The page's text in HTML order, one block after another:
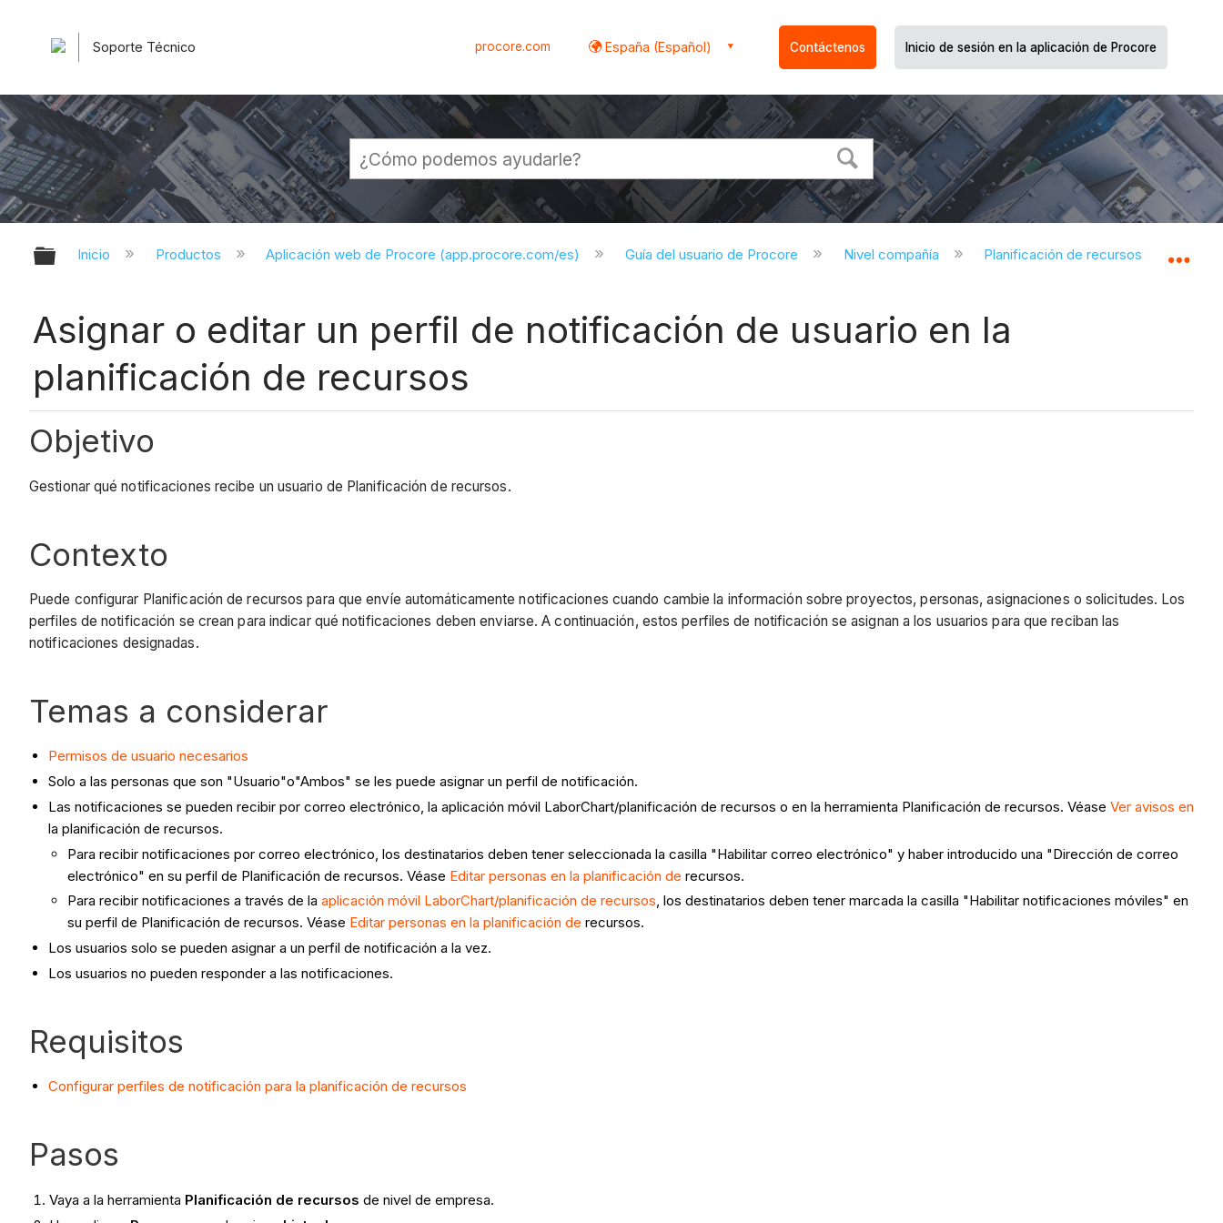
Soporte Técnico procore.com España (Español) Contáctenos Inicio de sesión en la aplicación de Procore
Expandir/contraer jerarquía global
Inicio Productos Aplicación web de Procore (app.procore.com/es) Guía del usuario de Procore Nivel compañía Planificación de recursos
Asignar o editar un perfil de notificación de usuario en la
planificación de recursos
Objetivo
Gestionar qué notificaciones recibe un usuario de Planificación de recursos.
Contexto
Puede configurar Planificación de recursos para que envíe automáticamente notificaciones cuando cambie la información sobre proyectos, personas, asignaciones o solicitudes. Los
perfiles de notificación se crean para indicar qué notificaciones deben enviarse. A continuación, estos perfiles de notificación se asignan a los usuarios para que reciban las
notificaciones designadas.
Temas a considerar
Permisos de usuario necesarios
Solo a las personas que son "Usuario"o"Ambos" se les puede asignar un perfil de notificación.
Las notificaciones se pueden recibir por correo electrónico, la aplicación móvil LaborChart/planificación de recursos o en la herramienta Planificación de recursos. Véase Ver avisos en
la planificación de recursos.
Para recibir notificaciones por correo electrónico, los destinatarios deben tener seleccionada la casilla "Habilitar correo electrónico" y haber introducido una "Dirección de correo
electrónico" en su perfil de Planificación de recursos. Véase Editar personas en la planificación de recursos.
Para recibir notificaciones a través de la aplicación móvil LaborChart/planificación de recursos, los destinatarios deben tener marcada la casilla "Habilitar notificaciones móviles" en
su perfil de Planificación de recursos. Véase Editar personas en la planificación de recursos.
Los usuarios solo se pueden asignar a un perfil de notificación a la vez.
Los usuarios no pueden responder a las notificaciones.
Requisitos
Configurar perfiles de notificación para la planificación de recursos
Pasos
Vaya a la herramienta Planificación de recursos de nivel de empresa.